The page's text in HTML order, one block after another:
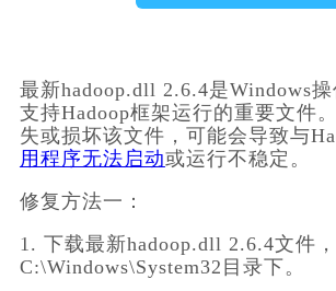
最新hadoop.dll 2.6.4是Windows
支持Hadoop框架运行的重要文件
失或损坏该文件，可能会导致与
用程序无法启动或运行不稳定。
修复方法一：
1. 下载最新hadoop.dll 2.6.4文件
C:\Windows\System32目录下。